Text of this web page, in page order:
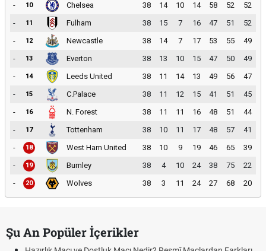
-
10 Chelsea 38 14 10 14 58 52
52
-
11 Fulham 38 15 7 16 47 51
52
-
12 Newcastle 38 14 7 17 53 55
49
-
13 Everton 38 13 10 15 47 50
49
-
14 Leeds United 38 11 14 13 49 56
47
-
15 C.Palace 38 11 12 15 41 51
45
-
16 N. Forest 38 11 11 16 48 51
44
-
17 Tottenham 38 10 11 17 48 57
41
-
18 West Ham United 38 10 9 19 46 65
39
-
19 Burnley 38 4 10 24 38 75
22
-
20 Wolves 38 3 11 24 27 68 20
Şu An Popüler İçerikler